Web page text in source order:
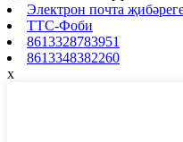
Электрон почта
ТТС-Фоби
8613328783951
8613348382260
x